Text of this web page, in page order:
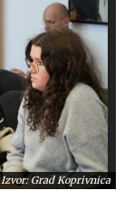
Izvor: Grad Koprivnica